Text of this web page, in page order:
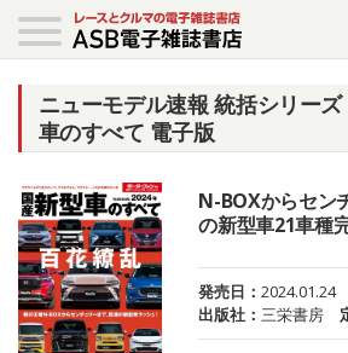
ニューモデル速報 統括シリー
車のすべて 電子版
N-BOXからセン
の新型車21車種
発売日：2024.01.24
出版社：三栄書房